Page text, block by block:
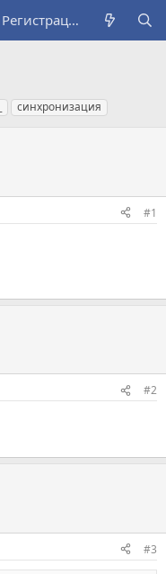
Регистрация
синхронизация
#1
#2
#3